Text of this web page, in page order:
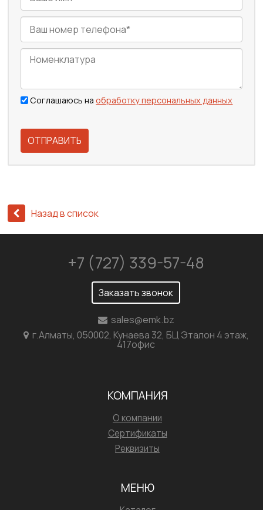
Соглашаюсь наобработку персональных данных
ОТПРАВИТЬ
Назад в список
+7 (727) 339-57-48
Заказать звонок
sales@emk.bz
г.Алматы, 050002, Кунаева 32, БЦ Эталон 4 этаж,
417офис
КОМПАНИЯ
О компании
Сертификаты
Реквизиты
МЕНЮ